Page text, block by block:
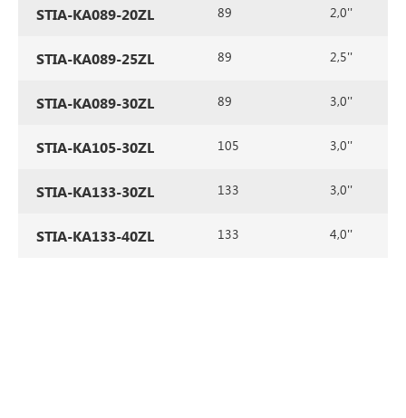
STIA-KA089-20ZL 89 2,0''
STIA-KA089-25ZL 89 2,5''
STIA-KA089-30ZL 89 3,0''
STIA-KA105-30ZL 105 3,0''
STIA-KA133-30ZL 133 3,0''
STIA-KA133-40ZL 133 4,0''